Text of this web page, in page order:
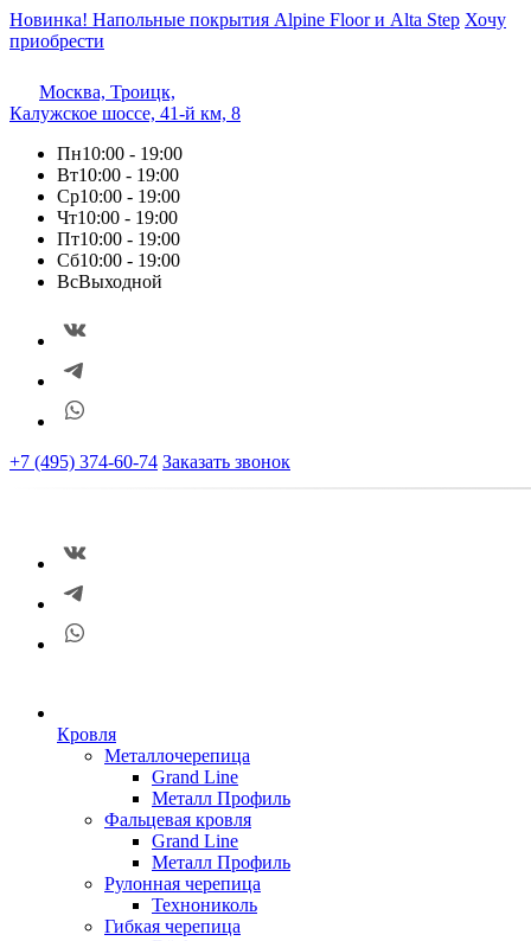
Новинка! Напольные покрытия Alpine Floor и Alta Step Хочу
приобрести
Москва, Троицк,
Калужское шоссе, 41-й км, 8
Пн10:00 - 19:00
Вт10:00 - 19:00
Ср10:00 - 19:00
Чт10:00 - 19:00
Пт10:00 - 19:00
Сб10:00 - 19:00
ВсВыходной
+7 (495) 374-60-74 Заказать звонок
Кровля
Металлочерепица
Grand Line
Металл Профиль
Фальцевая кровля
Grand Line
Металл Профиль
Рулонная черепица
Технониколь
Гибкая черепица